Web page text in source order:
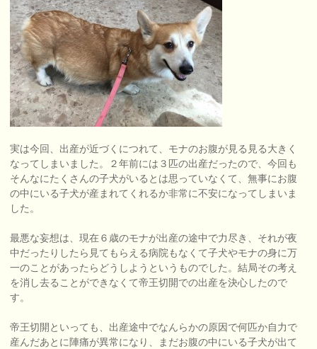
実は今回、出産が近づくにつれて、モナのお腹が見る見る大きく
なってしまいました。２年前には３匹の出産だったので、今回も
そんなにたくさんの子犬がいるとは思っていなくて、無事にお腹
の中にいる子犬が産まれてくれるか非常に不安になってしまいま
した。
最悪な妄想は、現在６歳のモナが出産の途中で力尽き、それが夜
中だったりしたら見てもらえる病院もなくて子犬やモナの身に万
一のことがあったらどうしようというものでした。結局その考え
を消し去ることができなくて帝王切開での出産を決心したので
す。
帝王切開といっても、出産途中でなんらかの原因で何匹か自力で
産んだあとに陣痛が異常になり、まだお腹の中にいる子犬が出て